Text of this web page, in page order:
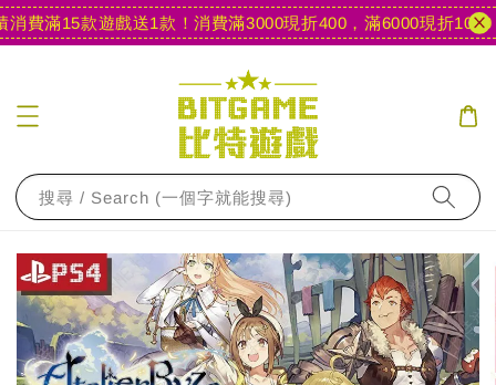
費滿15款遊戲送1款！ 消費滿3000現折400，滿6000現折1000【
搜尋 / Search (一個字就能搜尋)